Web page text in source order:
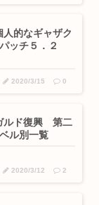
人的なギャザク
ッチ５．２
2020/3/15 0
ルド復興 第二
ル別一覧
2020/3/12 2